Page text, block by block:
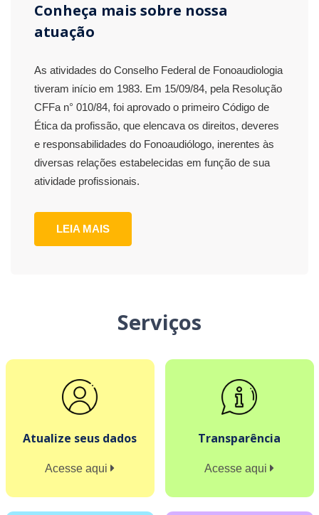
Conheça mais sobre nossa
atuação
As atividades do Conselho Federal de Fonoaudiologia
tiveram início em 1983. Em 15/09/84, pela Resolução
CFFa n° 010/84, foi aprovado o primeiro Código de
Ética da profissão, que elencava os direitos, deveres
e responsabilidades do Fonoaudiólogo, inerentes às
diversas relações estabelecidas em função de sua
atividade profissionais.
LEIA MAIS
Serviços
Atualize seus dados
Acesse aqui
Transparência
Acesse aqui